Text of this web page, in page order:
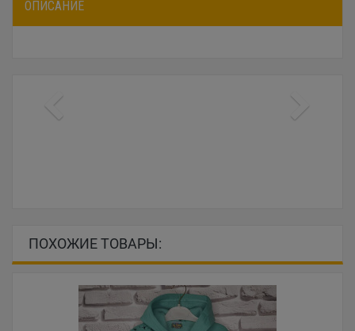
ОПИСАНИЕ
ПОХОЖИЕ ТОВАРЫ: